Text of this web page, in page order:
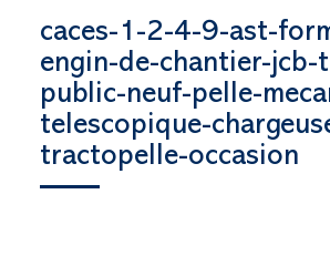
caces-1-2-4-9-ast-
engin-de-chantier-jcb-
public-neuf-pelle-
telescopique-
tractopelle-occasion